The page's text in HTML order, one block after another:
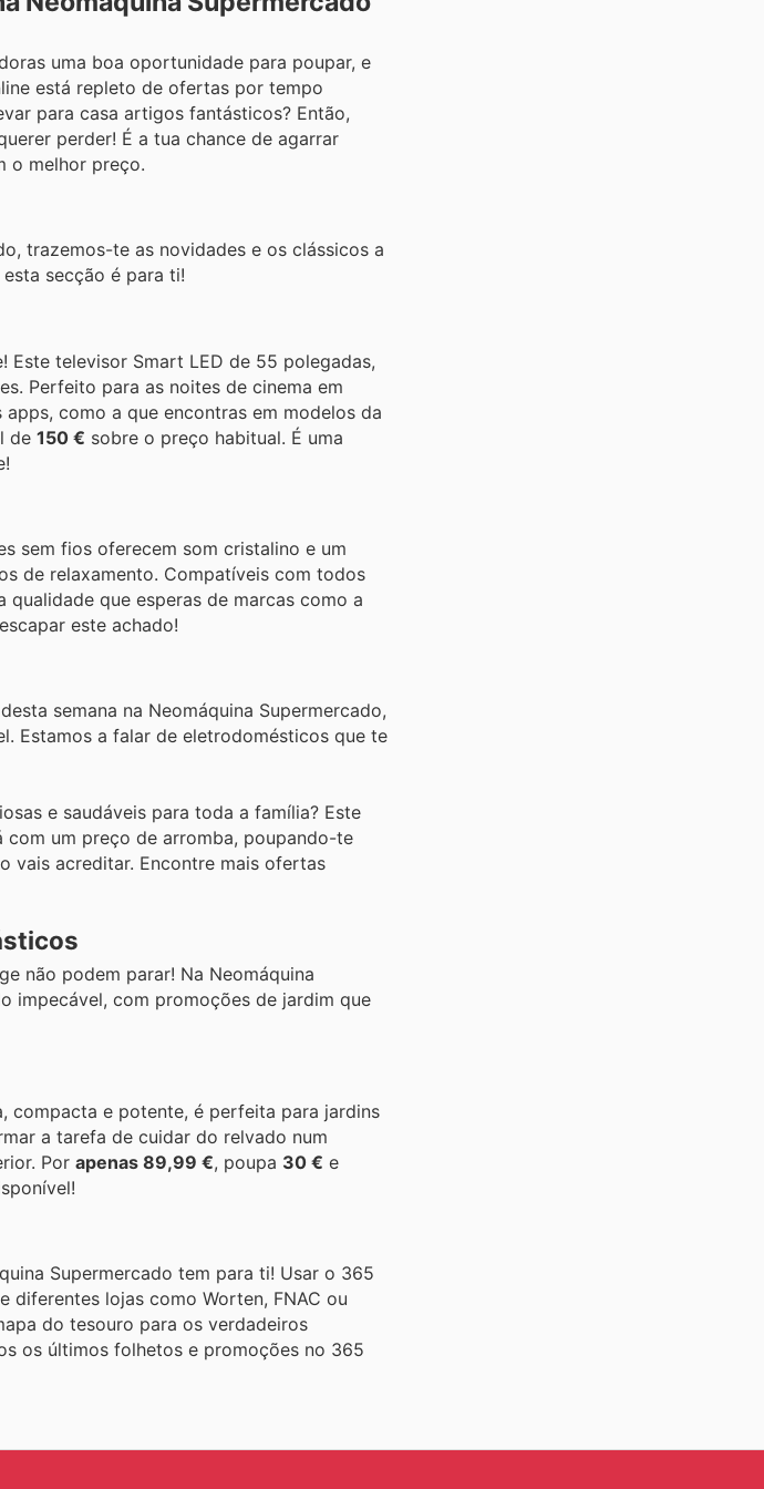
uma boa oportunidade para poupar, e
está repleto de ofertas por tempo
para casa artigos fantásticos? Então,
perder! É a tua chance de agarrar
o melhor preço.
trazemos-te as novidades e os clássicos a
secção é para ti!
Este televisor Smart LED de 55 polegadas,
Perfeito para as noites de cinema em
como a que encontras em modelos da
de 150 € sobre o preço habitual. É uma
sem fios oferecem som cristalino e um
de relaxamento. Compatíveis com todos
que esperas de marcas como a
este achado!
semana na Neomáquina Supermercado,
Estamos a falar de eletrodomésticos que te
e saudáveis para toda a família? Este
com um preço de arromba, poupando-te
vais acreditar. Encontre mais ofertas
não podem parar! Na Neomáquina
impecável, com promoções de jardim que
compacta e potente, é perfeita para jardins
a tarefa de cuidar do relvado num
Por apenas 89,99 €, poupa 30 € e
Supermercado tem para ti! Usar o 365
diferentes lojas como Worten, FNAC ou
do tesouro para os verdadeiros
os últimos folhetos e promoções no 365